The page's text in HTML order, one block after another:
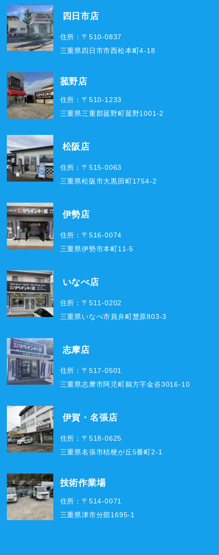
四日市店
住所：〒510-0837
三重県四日市市西松本町4-18
菰野店
住所：〒510-1233
三重県三重郡菰野町菰野1001-2
松阪店
住所：〒515-0063
三重県松阪市大黒田町1754-2
伊勢店
住所：〒516-0074
三重県伊勢市本町11-5
いなべ店
住所：〒511-0202
三重県いなべ市員弁町楚原803-3
志摩店
住所：〒517-0501
三重県志摩市阿児町鵜方字金谷3016-10
伊賀・名張店
住所：〒518-0625
三重県名張市桔梗が丘5番町2-1
技術作業場
住所：〒514-0071
三重県津市分部1695-1